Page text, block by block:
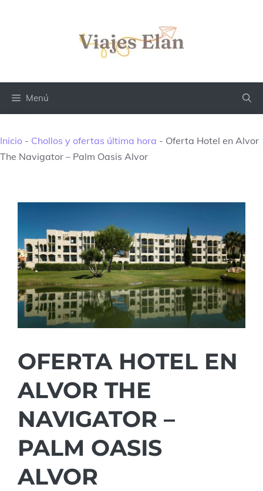
Menú
Inicio - Chollos y ofertas última hora - Oferta Hotel en Alvor
The Navigator – Palm Oasis Alvor
OFERTA HOTEL EN
ALVOR THE
NAVIGATOR –
PALM OASIS
ALVOR